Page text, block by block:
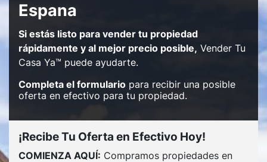
Espana
Si estás listo para vender tu propiedad
rápidamente y al mejor precio posible, Vender Tu
Casa Ya™ puede ayudarte.
Completa el formulario para recibir una posible
oferta en efectivo para tu propiedad.
¡Recibe Tu Oferta en Efectivo Hoy!
COMIENZA AQUÍ: Compramos propiedades en